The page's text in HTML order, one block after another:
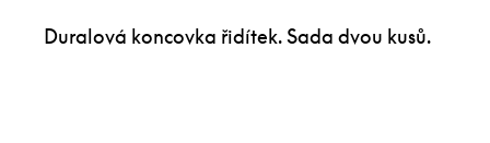
Duralová koncovka řidítek. Sada dvou kusů.